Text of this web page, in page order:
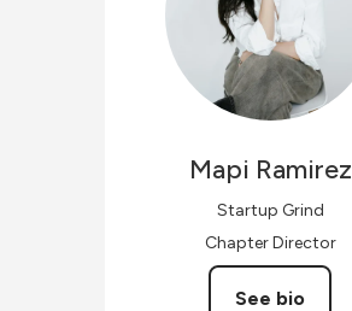
Mapi Ramirez
Startup Grind
Chapter Director
See bio